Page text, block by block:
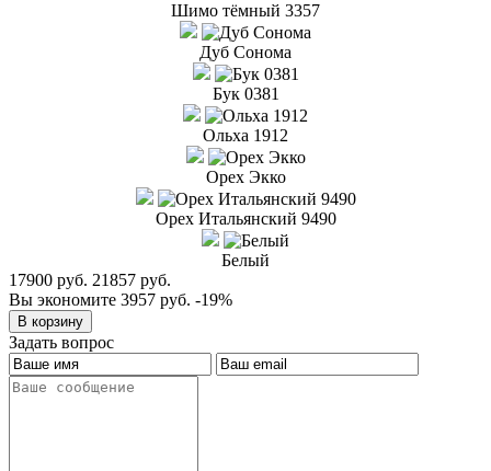
Шимо тёмный 3357
Дуб Сонома
Бук 0381
Ольха 1912
Орех Экко
Орех Итальянский 9490
Белый
17900 руб. 21857 руб.
Вы экономите 3957 руб. -19%
Задать вопрос